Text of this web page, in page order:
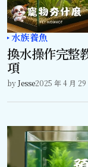
水族養魚
換水操作完整
項
byJesse2025 年 4 月 29